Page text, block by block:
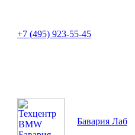
+7 (495) 923-55-45
Бавария Лаб